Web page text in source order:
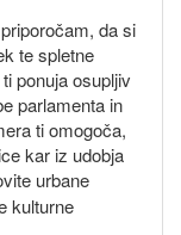
da si
te spletne
ponuja osupljiv
parlamenta in
ti omogoča,
kar iz udobja
urbane
kulturne